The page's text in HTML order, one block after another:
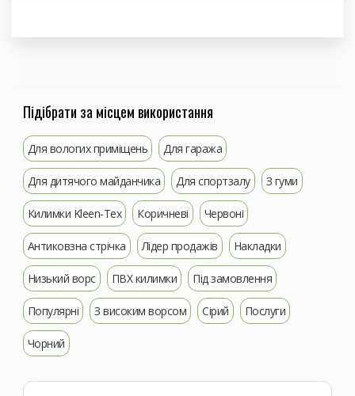
Підібрати за місцем використання
Для вологих приміщень Для гаража
Для дитячого майданчика Для спортзалу З гуми
Килимки Kleen-Tex Коричневі Червоні
Антиковзна стрічка Лідер продажів Накладки
Низький ворс ПВХ килимки Під замовлення
Популярні З високим ворсом Сірий Послуги
Чорний